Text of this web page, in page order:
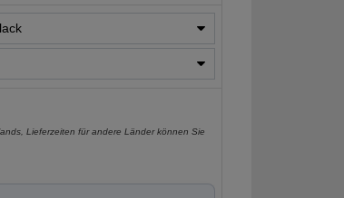
Lieferzeiten für andere Länder können Sie